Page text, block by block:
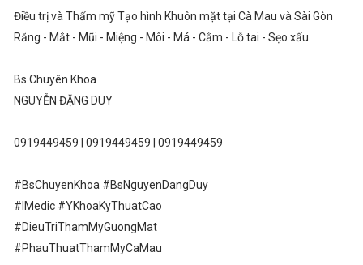
Điều trị và Thẩm mỹ Tạo hình Khuôn mặt tại Cà Mau và Sài Gòn
Răng - Mắt - Mũi - Miệng - Môi - Má - Cằm - Lỗ tai - Sẹo xấu
Bs Chuyên Khoa
NGUYỄN ĐẶNG DUY
0919449459 | 0919449459 | 0919449459
#BsChuyenKhoa #BsNguyenDangDuy
#IMedic #YKhoaKyThuatCao
#DieuTriThamMyGuongMat
#PhauThuatThamMyCaMau